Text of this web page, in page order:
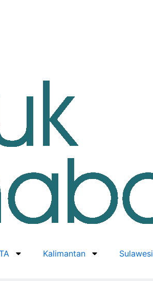
Kalimantan Sulawesi